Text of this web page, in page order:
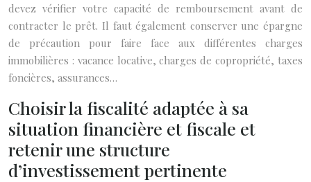
devez vérifier votre capacité de remboursement avant de
contracter le prêt. Il faut également conserver une épargne
de précaution pour faire face aux différentes charges
immobilières : vacance locative, charges de copropriété, taxes
foncières, assurances…
Choisir la fiscalité adaptée à sa
situation financière et fiscale et
retenir une structure
d’investissement pertinente